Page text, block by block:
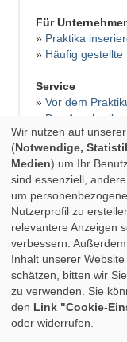
Für
» Praktika
» Häufig gestellte
Service
» Vor dem
Das Anschreiben
»Der Lebenslauf
»
»
»Tipps für das
»
»
»Nach dem
»Studium &
»Fortbildung
»
»
Wir nutzen auf
(Notwendige,
Medien) um Ihr
sind essenziell,
um
Nutzerprofil zu
relevantere Anzeigen
verbessern.
Inhalt unserer
schätzen, bitten wir
zu verwenden. Sie
den Link "Cookie-
oder widerrufen.